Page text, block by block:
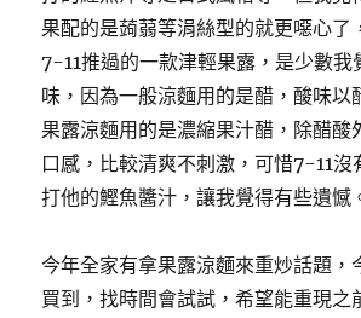
果配的是蒟蒻等涓絲型的就更噁心了
7-11推過的一款津輕果露，是少數我
味，因為一般涼麵用的是醋，酸味以
果露涼麵用的是濃縮果汁醋，除醋酸
口感，比較清爽不刺激，可惜7-11沒
打他的鰹魚醬汁，讓我覺得有些遺憾
今年全家有拿果露涼麵來重炒話題，
買到，找時間會試試，希望能重現之